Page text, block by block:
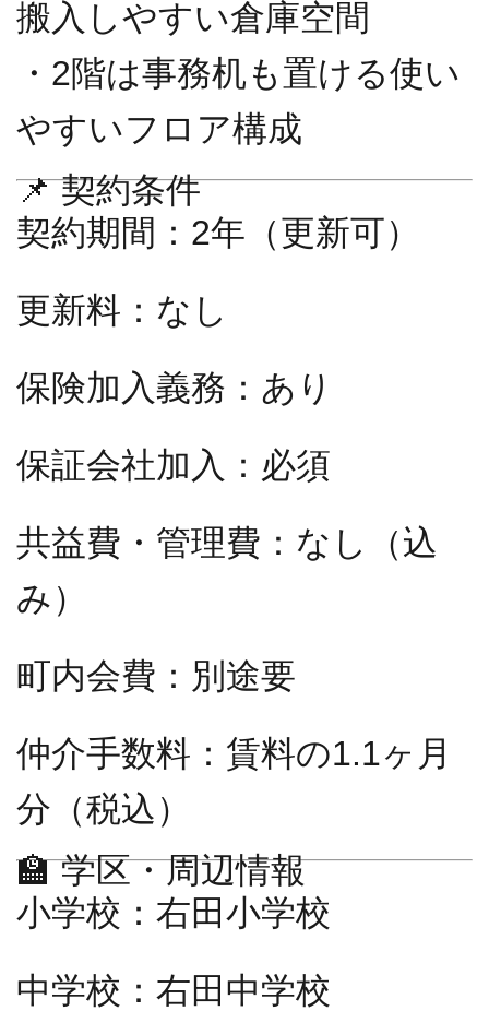
搬入しやすい倉庫空間
・2階は事務机も置ける使い
やすいフロア構成
📌 契約条件
契約期間：2年（更新可）
更新料：なし
保険加入義務：あり
保証会社加入：必須
共益費・管理費：なし（込
み）
町内会費：別途要
仲介手数料：賃料の1.1ヶ月
分（税込）
🏫 学区・周辺情報
小学校：右田小学校
中学校：右田中学校